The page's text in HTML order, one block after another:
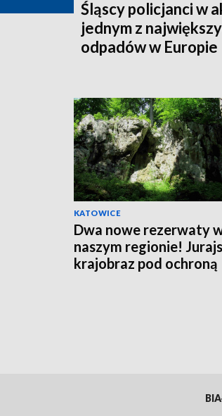
Śląscy policjanci w
jednym z
odpadów w Europie
KATOWICE
Dwa nowe rezerwaty
naszym regionie!
krajobraz pod ochroną